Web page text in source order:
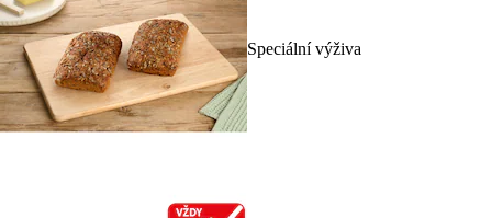
Speciální výživa